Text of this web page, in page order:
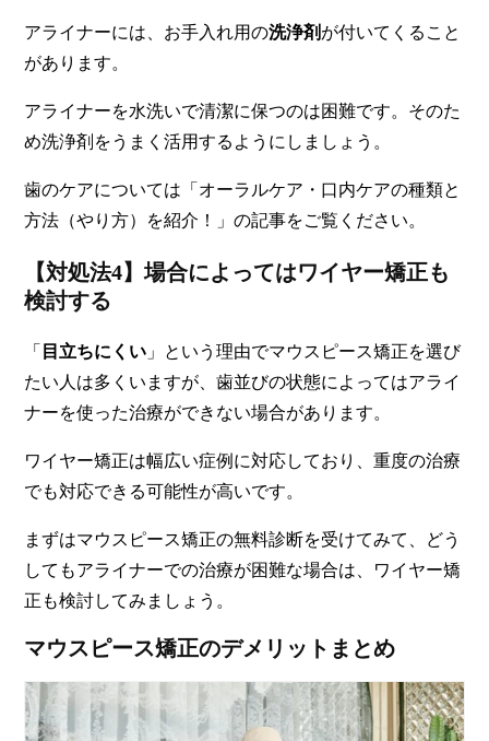
アライナーには、お手入れ用の洗浄剤 が付いてくること
があります。
アライナーを水洗いで清潔に保つのは困難です。そのた
め洗浄剤をうまく活用するようにしましょう。
歯のケアについては「オーラルケア・口内ケアの種類と
方法（やり方）を紹介！」の記事をご覧ください。
【対処法4】場合によってはワイヤー矯正も
検討する
「 目立ちにくい 」という理由でマウスピース矯正を選び
たい人は多くいますが、歯並びの状態によってはアライ
ナーを使った治療ができない場合があります。
ワイヤー矯正は幅広い症例に対応しており、重度の治療
でも対応できる可能性が高いです。
まずはマウスピース矯正の無料診断を受けてみて、どう
してもアライナーでの治療が困難な場合は、ワイヤー矯
正も検討してみましょう。
マウスピース矯正のデメリットまとめ